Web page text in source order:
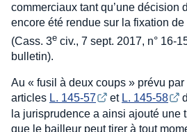
commerciaux tant qu’une décision
encore été rendue sur la fixation de
(Cass. 3e civ., 7 sept. 2017, n° 16-
bulletin).
Au « fusil à deux coups » prévu
articles L. 145-57 et L. 145-58
la jurisprudence a ainsi ajouté une
que le bailleur peut tirer à tout